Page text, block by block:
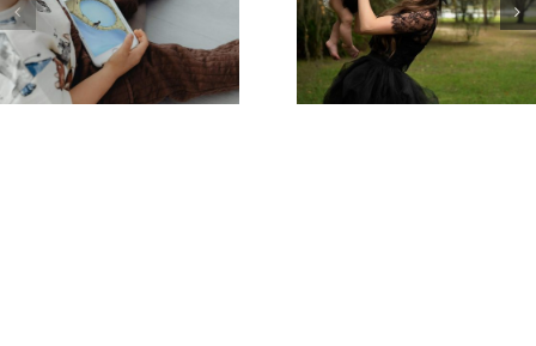
madre en el
cerebro del
niño
obligues